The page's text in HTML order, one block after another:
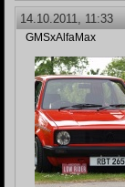
14.10.2011, 11:33
GMSxAlfaMax